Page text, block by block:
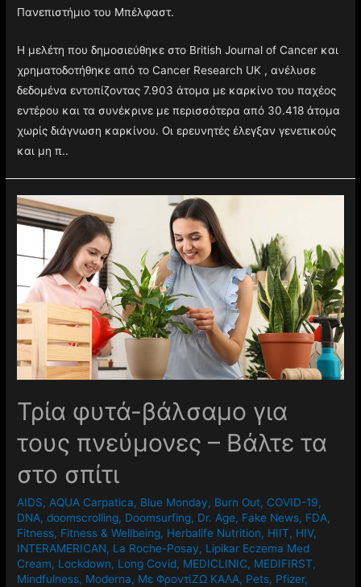
Πανεπιστήμιο του Μπέλφαστ.
Η μελέτη που δημοσιεύθηκε στο British Journal of Cancer και
χρηματοδοτήθηκε από το Cancer Research UK , ανέλυσε
δεδομένα εντοπίζοντας 7.903 άτομα με καρκίνο του παχέος
εντέρου και τα συνέκρινε με περισσότερα από 30.418 άτομα
χωρίς διάγνωση καρκίνου. Οι ερευνητές έλεγξαν γενετικούς
και μη π..
Τρία φυτά-βάλσαμο για
τους πνεύμονες – Βάλτε τα
στο σπίτι
AIDS, AQUA Carpatica, Blue Monday, Burn Out, COVID-19,
DNA,doomscrolling, Doomsurfing, Dr. Age, Fake News, FDA,
Fitness, Fitness & Wellbeing, Herbalife Nutrition, HIIT, HIV,
INTERAMERICAN, La Roche-Posay, Lipikar Eczema Med
Cream, Lockdown, Long Covid, MEDICLINIC, MEDIFIRST,
Mindfulness, Moderna, Mε ΦροντίΖΩ ΚΑΛΑ, Pets, Pfizer,